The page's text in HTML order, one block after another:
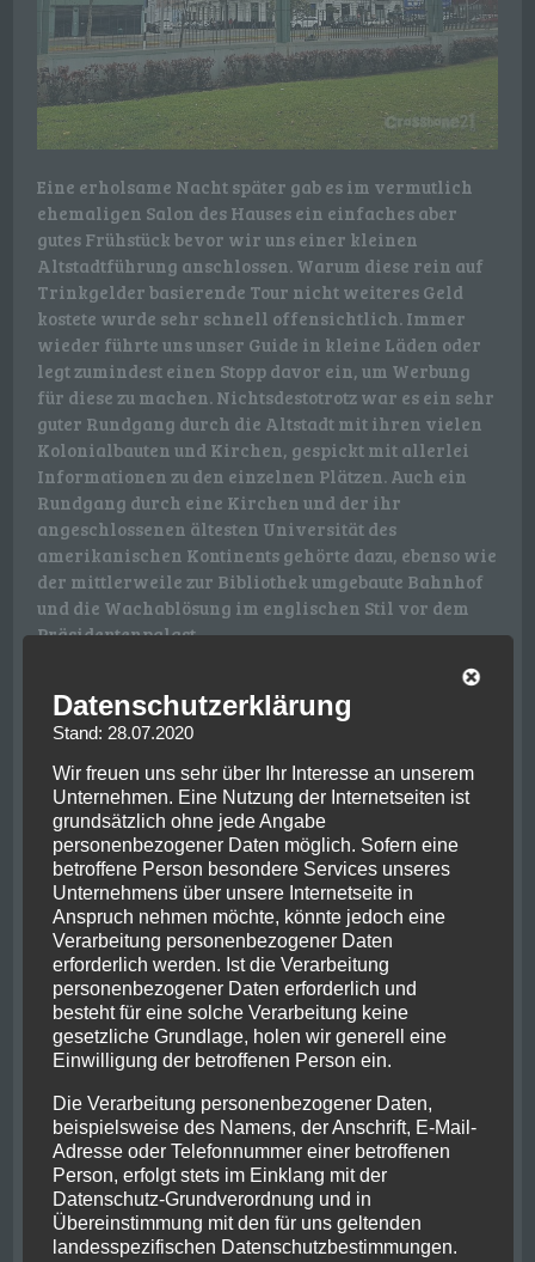
Eine erholsame Nacht später gab es im vermutlich
ehemaligen Salon des Hauses ein einfaches aber
gutes Frühstück bevor wir uns einer kleinen
Altstadtführung anschlossen. Warum diese rein auf
Trinkgelder basierende Tour nicht weiteres Geld
kostete wurde sehr schnell offensichtlich. Immer
wieder führte uns unser Guide in kleine Läden oder
legt zumindest einen Stopp davor ein, um Werbung
für diese zu machen. Nichtsdestotrotz war es ein sehr
guter Rundgang durch die Altstadt mit ihren vielen
Kolonialbauten und Kirchen, gespickt mit allerlei
Informationen zu den einzelnen Plätzen. Auch ein
Rundgang durch eine Kirchen und der ihr
angeschlossenen ältesten Universität des
amerikanischen Kontinents gehörte dazu, ebenso wie
der mittlerweile zur Bibliothek umgebaute Bahnhof
und die Wachablösung im englischen Stil vor dem
Präsidentenpalast.
Den Abschluss fand vor einem kleinen Geschäft für
Spirituosen statt, bei dem wir dazu verleitet wurden
das Nationalgetränk Perus zu probieren. Der Likör
Pisco wurde uns zusammen mit weitere Zutaten, unter
anderem Zitrone, als Pisco Sour serviert.
Nun erkundeten wir noch ein wenig selbst die Stadt.
Entlang der ganzen historischen Häuser und etlicher
Kirchen führte der Weg bis hin zum Nationalstadion,
Datenschutzerklärung
Stand: 28.07.2020
Wir freuen uns sehr über Ihr Interesse an unserem
Unternehmen. Eine Nutzung der Internetseiten ist
grundsätzlich ohne jede Angabe
personenbezogener Daten möglich. Sofern eine
betroffene Person besondere Services unseres
Unternehmens über unsere Internetseite in
Anspruch nehmen möchte, könnte jedoch eine
Verarbeitung personenbezogener Daten
erforderlich werden. Ist die Verarbeitung
personenbezogener Daten erforderlich und
besteht für eine solche Verarbeitung keine
gesetzliche Grundlage, holen wir generell eine
Einwilligung der betroffenen Person ein.
Die Verarbeitung personenbezogener Daten,
beispielsweise des Namens, der Anschrift, E-Mail-
Adresse oder Telefonnummer einer betroffenen
Person, erfolgt stets im Einklang mit der
Datenschutz-Grundverordnung und in
Übereinstimmung mit den für uns geltenden
landesspezifischen Datenschutzbestimmungen.